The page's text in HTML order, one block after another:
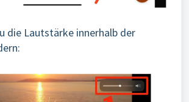
die Lautstärke innerhalb der